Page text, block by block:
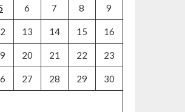
6 7 8 9
13 14 15 16
20 21 22 23
27 28 29 30